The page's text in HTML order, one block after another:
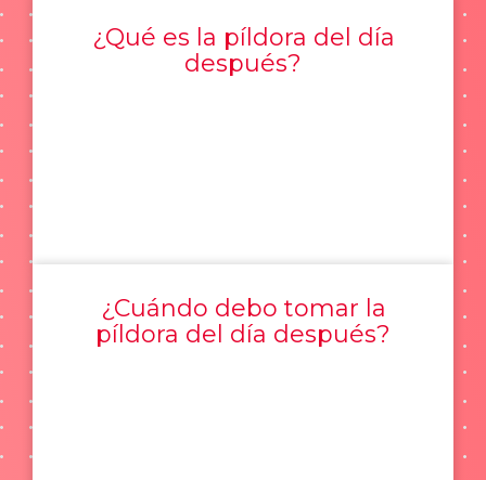
¿Qué es la píldora del día
después?
¿Cuándo debo tomar la
píldora del día después?